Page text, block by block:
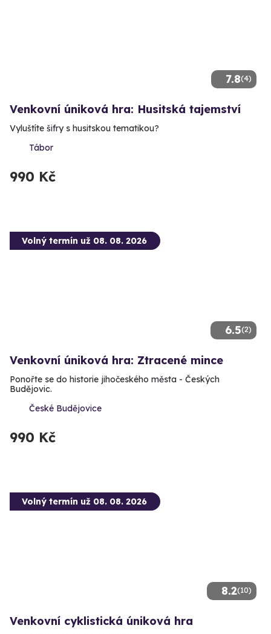
7.8(4)
Venkovní úniková hra: Husitská tajemství
Vyluštíte šifry s husitskou tematikou?
Tábor
990 Kč
6.5(2)
Volný termín už 08. 08. 2026
Venkovní úniková hra: Ztracené mince
Ponořte se do historie jihočeského města - Českých
Budějovic.
České Budějovice
990 Kč
8.2(10)
Volný termín už 08. 08. 2026
Venkovní cyklistická úniková hra